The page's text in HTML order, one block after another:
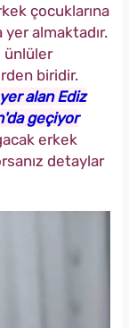
çocuklarına
almaktadır.
ünlüler
biridir.
alan Ediz
geçiyor
erkek
detaylar